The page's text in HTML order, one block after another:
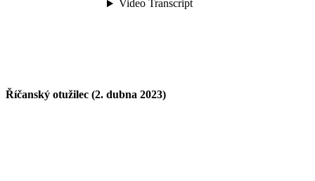
Říčanský otužilec (2. dubna 2023)